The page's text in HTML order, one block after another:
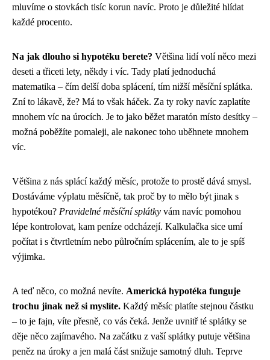
mluvíme o stovkách tisíc korun navíc. Proto je důležité hlídat
každé procento.
Na jak dlouho si hypotéku berete? Většina lidí volí něco mezi
deseti a třiceti lety, někdy i víc. Tady platí jednoduchá
matematika – čím delší doba splácení, tím nižší měsíční splátka.
Zní to lákavě, že? Má to však háček. Za ty roky navíc zaplatíte
mnohem víc na úrocích. Je to jako běžet maratón místo desítky –
možná poběžíte pomaleji, ale nakonec toho uběhnete mnohem
víc.
Většina z nás splácí každý měsíc, protože to prostě dává smysl.
Dostáváme výplatu měsíčně, tak proč by to mělo být jinak s
hypotékou? Pravidelné měsíční splátky vám navíc pomohou
lépe kontrolovat, kam peníze odcházejí. Kalkulačka sice umí
počítat i s čtvrtletním nebo půlročním splácením, ale to je spíš
výjimka.
A teď něco, co možná nevíte. Americká hypotéka funguje
trochu jinak než si myslíte. Každý měsíc platíte stejnou částku
– to je fajn, víte přesně, co vás čeká. Jenže uvnitř té splátky se
děje něco zajímavého. Na začátku z vaší splátky putuje většina
peněz na úroky a jen malá část snižuje samotný dluh. Teprve